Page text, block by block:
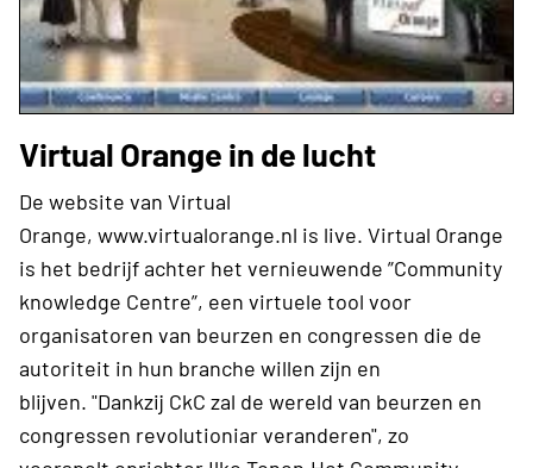
Virtual Orange in de lucht
De website van Virtual
Orange, www.virtualorange.nl is live. Virtual Orange
is het bedrijf achter het vernieuwende ”Community
knowledge Centre”, een virtuele tool voor
organisatoren van beurzen en congressen die de
autoriteit in hun branche willen zijn en
blijven. "Dankzij CkC zal de wereld van beurzen en
congressen revolutioniar veranderen", zo